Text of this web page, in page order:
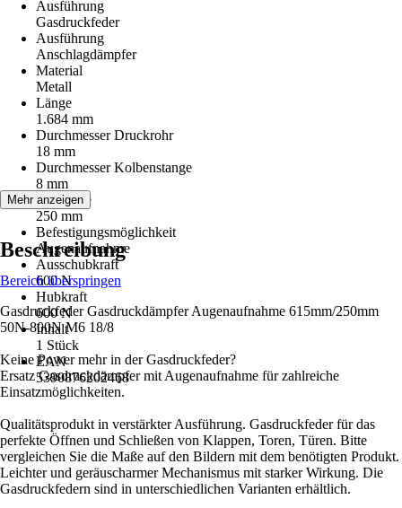
Ausführung
Gasdruckfeder
Ausführung
Anschlagdämpfer
Material
Metall
Länge
1.684 mm
Durchmesser Druckrohr
18 mm
Durchmesser Kolbenstange
8 mm
Hublänge
250 mm
Befestigungsmöglichkeit
Augenaufnahme
Ausschubkraft
600 N
Hubkraft
600 N
Inhalt
1 Stück
EAN
5390876202468
Mehr anzeigen
Beschreibung
Bereich überspringen
Gasdruckfeder Gasdruckdämpfer Augenaufnahme 615mm/250mm
50N-800N M6 18/8
Keine Power mehr in der Gasdruckfeder?
Ersatz Gasdruckdämpfer mit Augenaufnahme für zahlreiche
Einsatzmöglichkeiten.
Qualitätsprodukt in verstärkter Ausführung. Gasdruckfeder für das
perfekte Öffnen und Schließen von Klappen, Toren, Türen. Bitte
vergleichen Sie die Maße auf den Bildern mit dem benötigten Produkt.
Leichter und geräuscharmer Mechanismus mit starker Wirkung. Die
Gasdruckfedern sind in unterschiedlichen Varianten erhältlich.